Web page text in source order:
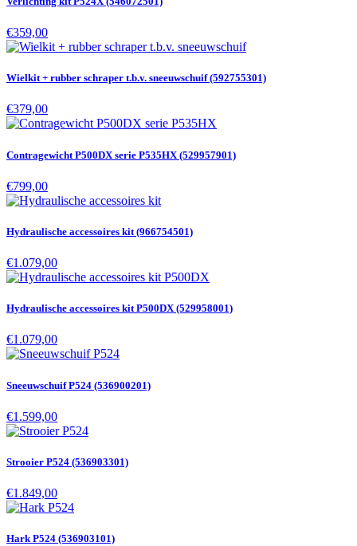
€359,00
Wielkit + rubber schraper t.b.v. sneeuwschuif (592755301)
€379,00
Contragewicht P500DX serie P535HX (529957901)
€799,00
Hydraulische accessoires kit (966754501)
€1.079,00
Hydraulische accessoires kit P500DX (529958001)
€1.079,00
Sneeuwschuif P524 (536900201)
€1.599,00
Strooier P524 (536903301)
€1.849,00
Hark P524 (536903101)